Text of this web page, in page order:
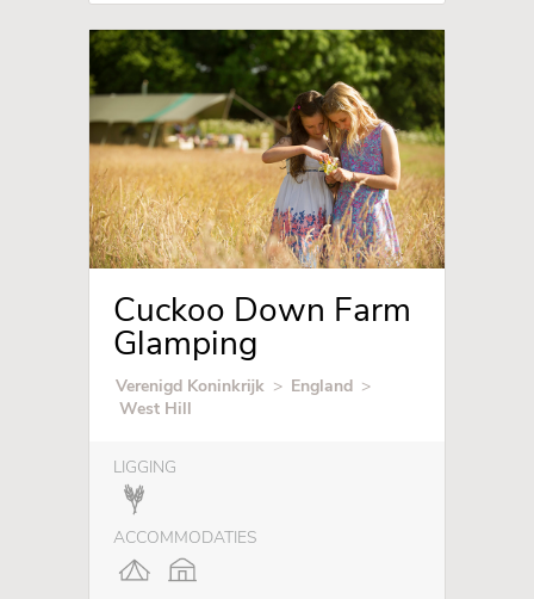
Cuckoo Down Farm
Glamping
Verenigd Koninkrijk > England >
West Hill
LIGGING
ACCOMMODATIES